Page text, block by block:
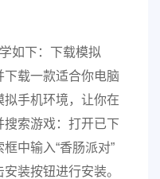
如下：下载模拟
载一款适合你电脑
拟手机环境，让你在
搜索游戏：打开已下
中输入“香肠派对”
装按钮进行安装。